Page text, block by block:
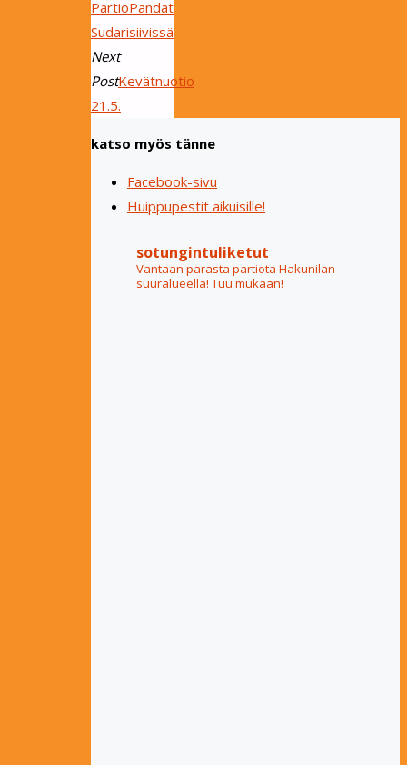
PartioPandat
Sudarisiivissä
Next
PostKevätnuotio
21.5.
katso myös tänne
Facebook-sivu
Huippupestit aikuisille!
sotungintuliketut
Vantaan parasta partiota Hakunilan
suuralueella! Tuu mukaan!